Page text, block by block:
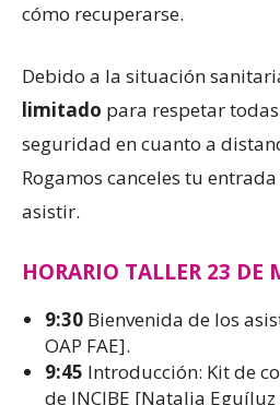
cómo recuperarse.
Debido a la situación
limitado para respetar
seguridad en cuanto a
Rogamos canceles tu
asistir.
HORARIO TALLER 23 DE
9:30 Bienvenida de los
OAP FAE].
9:45 Introducción: Kit de
de INCIBE [Natalia